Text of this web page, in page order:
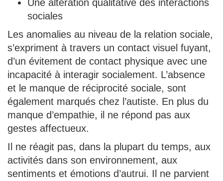
Une altération qualitative des interactions
sociales
Les anomalies au niveau de la relation sociale,
s’expriment à travers un contact visuel fuyant,
d’un évitement de contact physique avec une
incapacité à interagir socialement. L’absence
et le manque de réciprocité sociale, sont
également marqués chez l’autiste. En plus du
manque d’empathie, il ne répond pas aux
gestes affectueux.
Il ne réagit pas, dans la plupart du temps, aux
activités dans son environnement, aux
sentiments et émotions d’autrui. Il ne parvient